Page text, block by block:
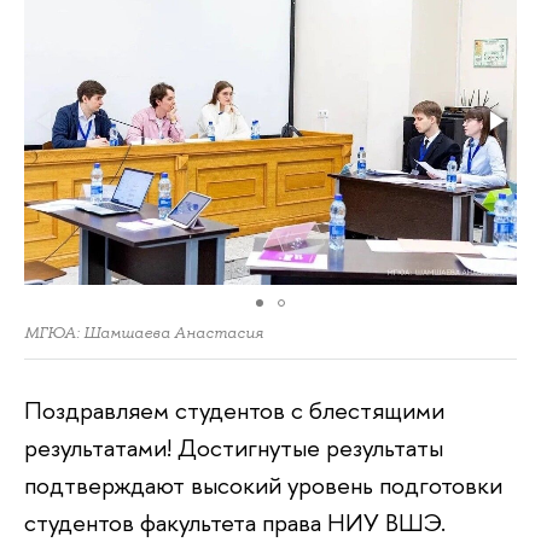
МГЮА: Шамшаева Анастасия
Поздравляем студентов с блестящими
результатами! Достигнутые результаты
подтверждают высокий уровень подготовки
студентов факультета права НИУ ВШЭ.